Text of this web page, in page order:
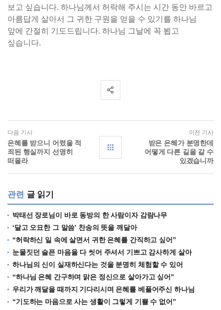
보고 싶습니다. 하나님께서 허락해 주시는 시간 동안 바르고
아름답게 살아서 그 귀한 구원을 얻을 수 있기를 하나님
앞에 간절히 기도드립니다. 하나님 그날에 꼭 뵙고
싶습니다.
다음 기사
은혜를 받으니 어렸을 적
죄된 행실까지 선명히
떠올라
이전 기사
받은 은혜가 분명한데
어떻게 다른 길을 갈 수
있겠습니까
관련 글 읽기
박태선 장로님이 바로 동방의 한 사람이자 감람나무
‘달고 오묘한 그 말씀’ 찬송의 뜻을 깨달아
“허락하신 일 속에 살면서 귀한 은혜를 간직하고 싶어”
눈물짓던 슬픈 마음을 다 씻어 주셔서 기쁘고 감사하게 살아
하나님의 신이 실재하신다는 것을 분명히 체험할 수 있어
“하나님 은혜 간구하며 맑은 정신으로 살아가고 싶어”
우리가 깨달을 때까지 기다리시며 은혜를 베풀어주신 하나님
“기도하는 마음으로 사는 생활이 그렇게 기쁠 수 없어”